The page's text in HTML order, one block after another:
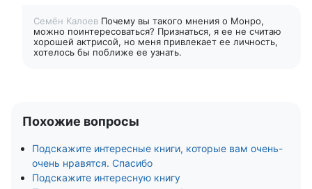
Семён Калоев Почему вы такого мнения о Монро,
можно поинтересоваться? Признаться, я ее не считаю
хорошей актрисой, но меня привлекает ее личность,
хотелось бы поближе ее узнать.
Похожие вопросы
Подскажите интересные книги, которые вам очень-
очень нравятся. Спасибо
Подскажите интересную книгу